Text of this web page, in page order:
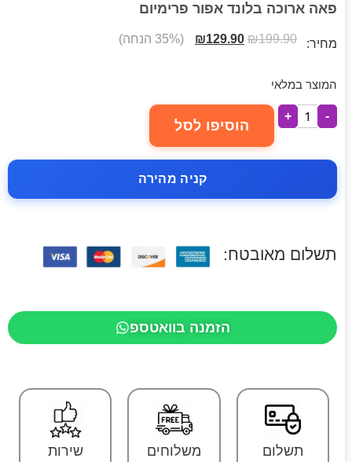
פאה ארוכה בלונד אפור פרימיום
מחיר: ₪199.90
₪129.90 (35% הנחה)
המוצר במלאי
-
+
הוסיפו לסל
קניה מהירה
תשלום מאובטח:
הזמנה בוואטספ
תשלום
משלוחים
שירות